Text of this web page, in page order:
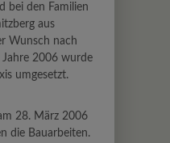
bei den Familien
aus
Wunsch nach
Jahre 2006 wurde
umgesetzt.
28. März 2006
die Bauarbeiten.